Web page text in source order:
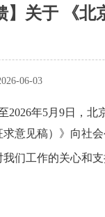
】关于 《
06-03
2026年5月9日，
意见稿）》向社
们工作的关心和